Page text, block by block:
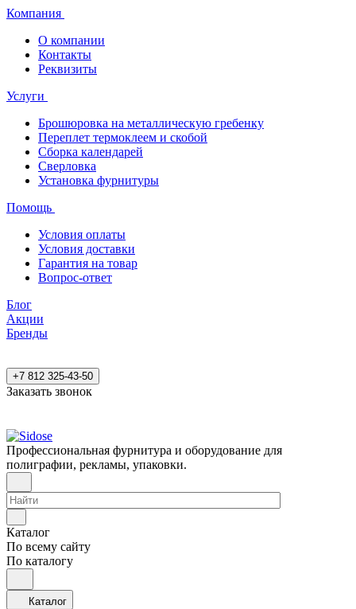
Компания
О компании
Контакты
Реквизиты
Услуги
Брошюровка на металлическую гребенку
Переплет термоклеем и скобой
Сборка календарей
Сверловка
Установка фурнитуры
Помощь
Условия оплаты
Условия доставки
Гарантия на товар
Вопрос-ответ
Блог
Акции
Бренды
+7 812 325-43-50
Заказать звонок
Профессиональная фурнитура и оборудование для
полиграфии, рекламы, упаковки.
Каталог
По всему сайту
По каталогу
Каталог